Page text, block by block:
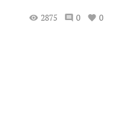
2875 0 0